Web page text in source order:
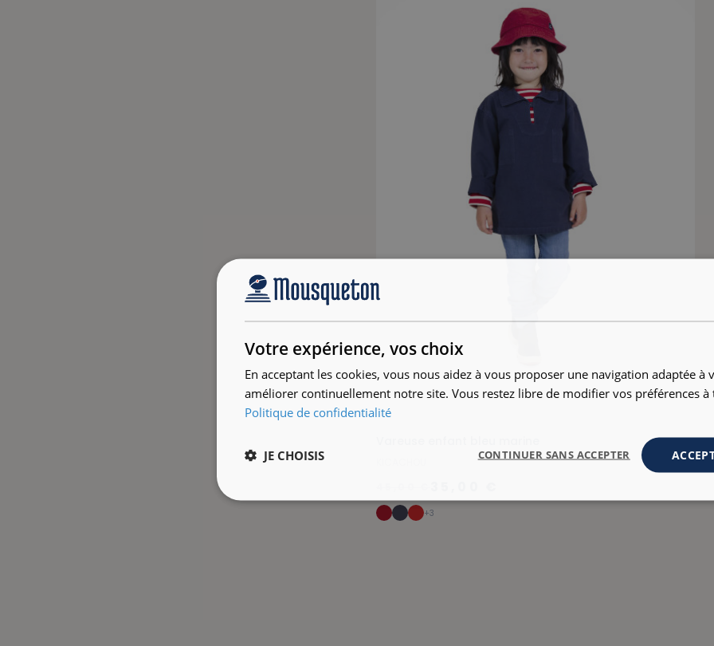
+3
Votre expérience, vos choix
En acceptant les cookies, vous nous aidez à vous proposer une navigation adaptée à
améliorer continuellement notre site. Vous restez libre de modifier vos préférences
Politique de confidentialité
CONTINUER SANS ACCEPTER
JE CHOISIS